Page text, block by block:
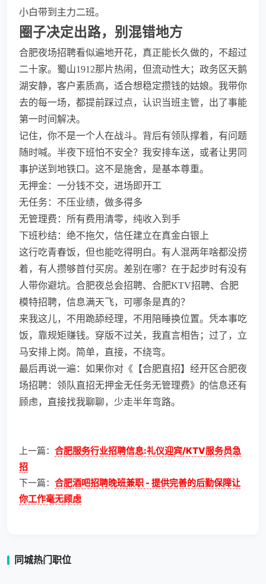
小白带到主力二班。
圈子决定出路，别混错地方
合肥夜场招聘看似遍地开花，真正能长久做的，不超过
二十家。蜀山1912那片热闹，但流动性大；政务区天鹅
湖安静，客户素质高，适合想稳定攒钱的姑娘。我带你
去的每一场，都提前踩过点，认识当班主管，出了事能
第一时间解决。
记住，你不是一个人在战斗。背后有领队撑着，有问题
随时喊。半夜下班怕不安全？我安排车送，或者让男同
事护送到地铁口。这不是施舍，是基本尊重。
无押金：一分钱不交，进场即开工
无任务：不压业绩，做多得多
无管理费：所有费用清零，纯收入到手
下班秒结：绝不拖欠，信任建立在真金白银上
这行吃青春饭，但也能吃得明白。有人混两年啥都没捞
着，有人攒够首付买房。差别在哪？在于起步时有没有
人带你避坑。合肥夜总会招聘、合肥KTV招聘、合肥
模特招聘，信息满天飞，可哪条是真的？
来我这儿，不用跪舔经理，不用陪睡换位置。凭本事吃
饭，靠规矩赚钱。穿版不过关，我直言相告；过了，立
马安排上岗。简单，直接，不绕弯。
最后再说一遍：如果你对《【合肥直招】经开区合肥夜
场招聘：领队直招无押金无任务无管理费》的信息还有
顾虑，直接找我聊聊，少走半年弯路。
上一篇： 合肥服务行业招聘信息:礼仪迎宾/KTV服务员急
招
下一篇： 合肥酒吧招聘晚班兼职 - 提供完善的后勤保障让
你工作毫无顾虑
同城热门职位